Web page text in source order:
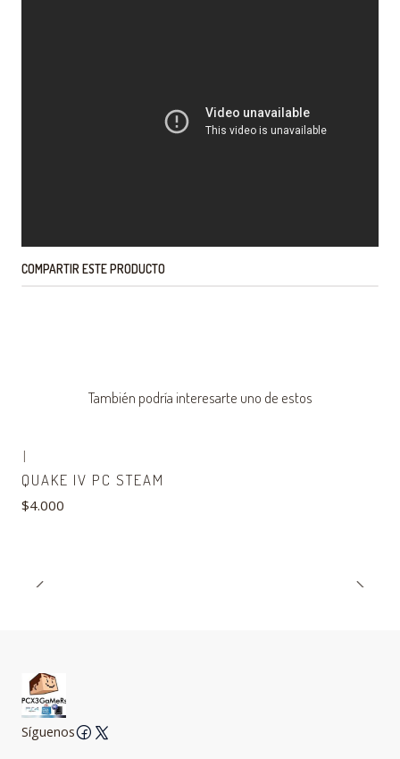
COMPARTIR ESTE PRODUCTO
También podría interesarte uno de estos
|
QUAKE IV PC STEAM
$4.000
Síguenos